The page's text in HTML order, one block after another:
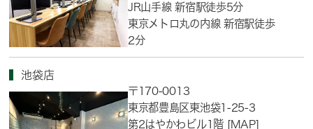
JR山手線 新宿駅徒歩5分
東京メトロ丸の内線 新宿駅徒歩
2分
池袋店
〒170-0013
東京都豊島区東池袋1-25-3
第2はやかわビル1階 [MAP]